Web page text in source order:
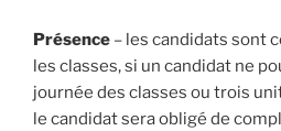
Présence – les candidats sont
les classes, si un candidat ne
journée des classes ou trois
le candidat sera obligé de